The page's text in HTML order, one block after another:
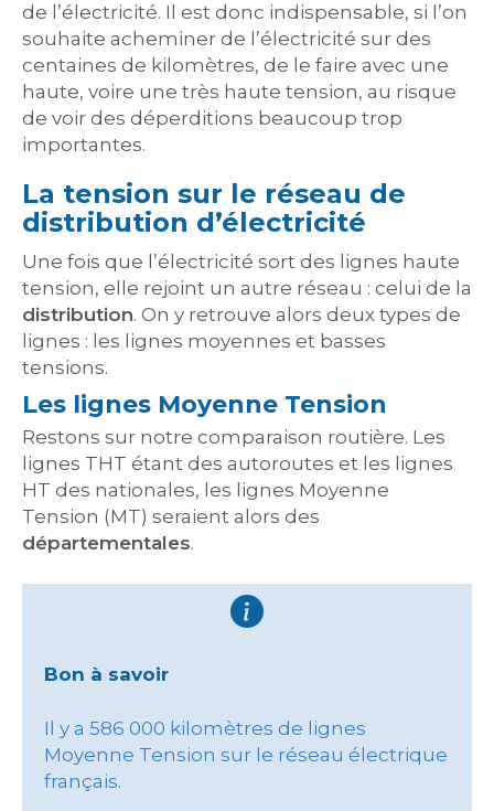
de l’électricité. Il est donc indispensable, si l’on
souhaite acheminer de l’électricité sur des
centaines de kilomètres, de le faire avec une
haute, voire une très haute tension, au risque
de voir des déperditions beaucoup trop
importantes.
La tension sur le réseau de
distribution d’électricité
Une fois que l’électricité sort des lignes haute
tension, elle rejoint un autre réseau : celui de la
distribution. On y retrouve alors deux types de
lignes : les lignes moyennes et basses
tensions.
Les lignes Moyenne Tension
Restons sur notre comparaison routière. Les
lignes THT étant des autoroutes et les lignes
HT des nationales, les lignes Moyenne
Tension (MT) seraient alors des
départementales.
Bon à savoir
Il y a 586 000 kilomètres de lignes
Moyenne Tension sur le réseau électrique
français.